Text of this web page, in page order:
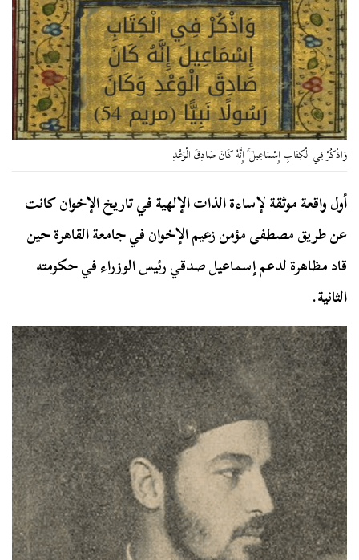
وَاذْكُرْ فِي الْكِتَابِ إِسْمَاعِيلَ ۚ إِنَّهُ كَانَ صَادِقَ الْوَعْدِ
أول واقعة موثقة لإساءة الذات الإلهية في تاريخ الإخوان كانت
عن طريق مصطفى مؤمن زعيم الإخوان في جامعة القاهرة حين
قاد مظاهرة لدعم إسماعيل صدقي رئيس الوزراء في حكومته
الثانية.